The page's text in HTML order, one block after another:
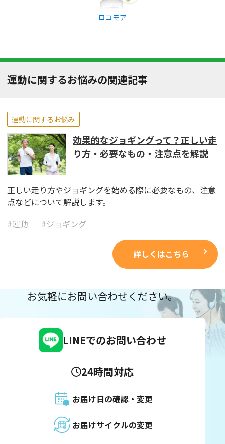
ロコモア
運動に関するお悩みの関連記事
運動に関するお悩み
効果的なジョギングって？正しい走
り方・必要なもの・注意点を解説
正しい走り方やジョギングを始める際に必要なもの、注意
点などについて解説します。
#運動 #ジョギング
詳しくはこちら
お気軽にお問い合わせください。
LINEでのお問い合わせ
24時間対応
お届け日の確認・変更
お届けサイクルの変更